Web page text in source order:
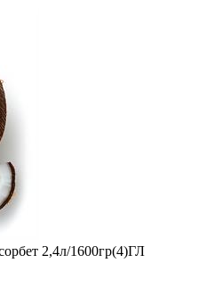
2,4л/1600гр(4)ГЛ